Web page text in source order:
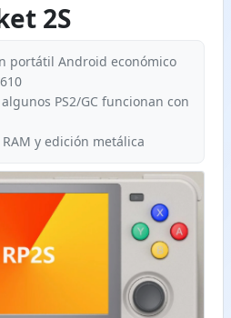
2S
portátil Android económico
PS2/GC funcionan con
y edición metálica